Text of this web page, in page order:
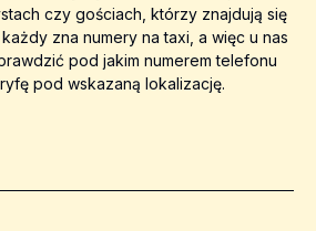
czy gościach, którzy znajdują się
zna numery na taxi, a więc u nas
pod jakim numerem telefonu
pod wskazaną lokalizację.